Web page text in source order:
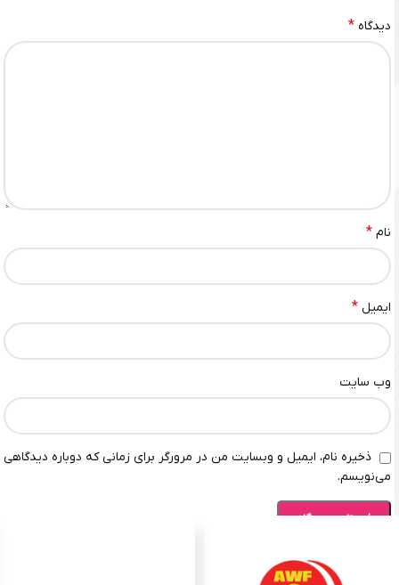
دیدگاه *
نام *
ایمیل *
وب‌ سایت
ذخیره نام، ایمیل و وبسایت من در مرورگر برای زمانی که دوباره دیدگاهی
می‌نویسم.